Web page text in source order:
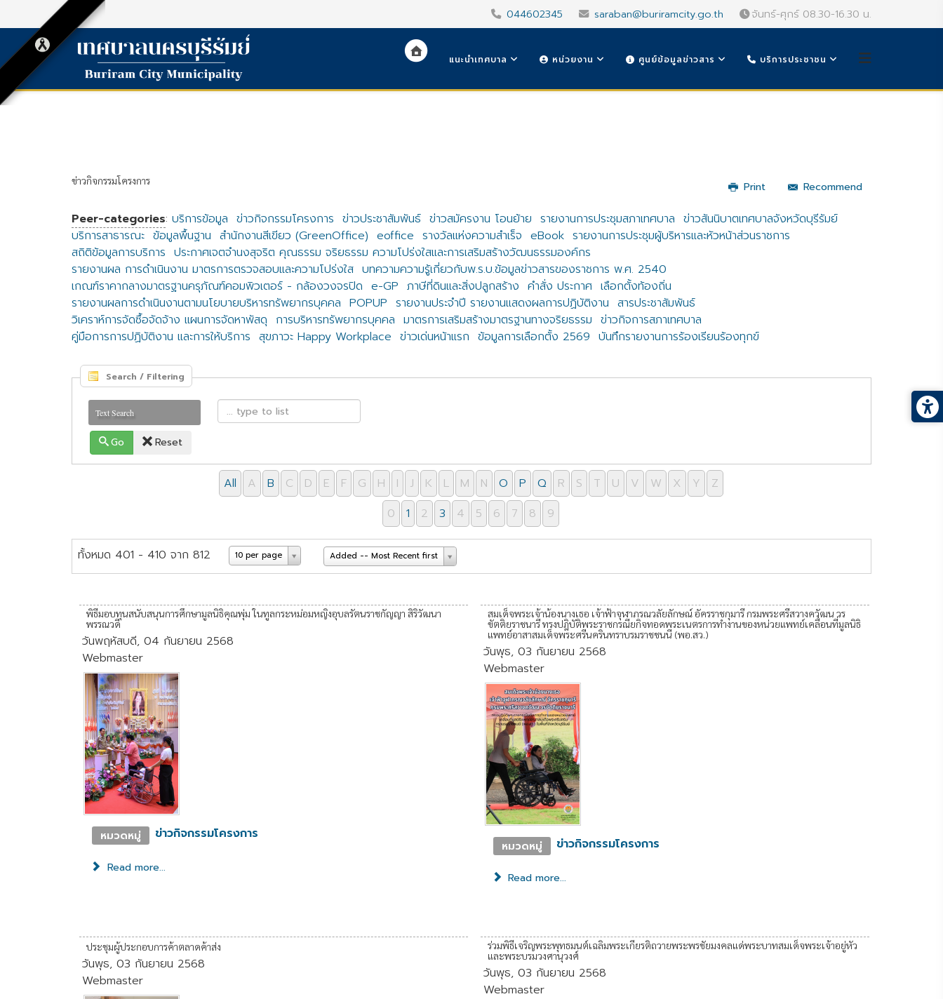
044602345 saraban@buriramcity.go.th จันทร์-ศุกร์ 08.30-16.30 น.
แนะนำเทศบาล หน่วยงาน ศูนย์ข้อมูลข่าวสาร บริการประชาชน
Print Recommend
ข่าวกิจกรรมโครงการ
Peer-categories: บริการข้อมูล ข่าวกิจกรรมโครงการ ข่าวประชาสัมพันธ์ ข่าวสมัครงาน โอนย้าย รายงานการประชุมสภาเทศบาล ข่าวสันนิบาตเทศบาลจังหวัดบุรีรัมย์
บริการสาธารณะ ข้อมูลพื้นฐาน สำนักงานสีเขียว (GreenOffice) eoffice รางวัลแห่งความสำเร็จ eBook รายงานการประชุมผู้บริหารและหัวหน้าส่วนราชการ
สถิติข้อมูลการบริการ ประกาศเจตจำนงสุจริต คุณธรรม จริยธรรม ความโปร่งใสและการเสริมสร้างวัฒนธรรมองค์กร
รายงานผล การดำเนินงาน มาตรการตรวจสอบและความโปร่งใส บทความความรู้เกี่ยวกับพ.ร.บ.ข้อมูลข่าวสารของราชการ พ.ศ. 2540
เกณฑ์ราคากลางมาตรฐานครุภัณฑ์คอมพิวเตอร์ - กล้องวงจรปิด e-GP ภาษีที่ดินและสิ่งปลูกสร้าง คำสั่ง ประกาศ เลือกตั้งท้องถิ่น
รายงานผลการดำเนินงานตามนโยบายบริหารทรัพยากรบุคคล POPUP รายงานประจำปี รายงานแสดงผลการปฏิบัติงาน สารประชาสัมพันธ์
วิเคราห์การจัดซื้อจัดจ้าง แผนการจัดหาพัสดุ การบริหารทรัพยากรบุคคล มาตรการเสริมสร้างมาตรฐานทางจริยธรรม ข่าวกิจการสภาเทศบาล
คู่มือการการปฏิบัติงาน และการให้บริการ สุขภาวะ Happy Workplace ข่าวเด่นหน้าแรก ข้อมูลการเลือกตั้ง 2569 บันทึกรายงานการร้องเรียนร้องทุกข์
Search / Filtering
Text Search
Go Reset
All A B C D E F G H I J K L M N O P Q R S T U V W X Y
Z
0
1 2 3 4 5 6 7 8 9
ทั้งหมด 401 - 410 จาก 812 10 per page Added -- Most Recent first
พิธีมอบทุนสนับสนุนการศึกษามูลนิธิคุณพุ่ม ในทูลกระหม่อมหญิงอุบลรัตนราชกัญญา สิริวัฒนา
พรรณวดี
วันพฤหัสบดี, 04 กันยายน 2568
Webmaster
หมวดหมู่ ข่าวกิจกรรมโครงการ
Read more...
สมเด็จพระเจ้าน้องนางเธอ เจ้าฟ้าจุฬาภรณวลัยลักษณ์ อัครราชกุมารี กรมพระศรีสวางควัฒน วร
ขัตติยราชนารี ทรงปฎิบัติพระราชกรณียกิจทอดพระเนตรการทำงานของหน่วยแพทย์เคลื่อนที่มูลนิธิ
แพทย์อาสาสมเด็จพระศรีนครินทราบรมราชชนนี (พอ.สว.)
วันพุธ, 03 กันยายน 2568
Webmaster
หมวดหมู่ ข่าวกิจกรรมโครงการ
Read more...
ประชุมผู้ประกอบการค้าตลาดค้าส่ง
วันพุธ, 03 กันยายน 2568
Webmaster
ร่วมพิธีเจริญพระพุทธมนต์เฉลิมพระเกียรติถวายพระพรชัยมงคลแด่พระบาทสมเด็จพระเจ้าอยู่หัว
และพระบรมวงศานุวงศ์
วันพุธ, 03 กันยายน 2568
Webmaster